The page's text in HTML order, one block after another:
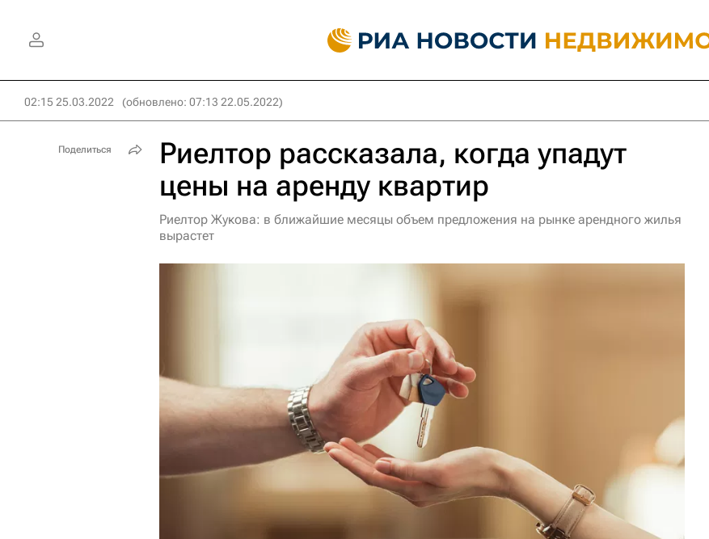
02:15 25.03.2022 (обновлено: 07:13 22.05.2022)
Риелтор рассказала, когда упадут
цены на аренду квартир
Риелтор Жукова: в ближайшие месяцы объем предложения на рынке арендного жилья
вырастет
Поделиться